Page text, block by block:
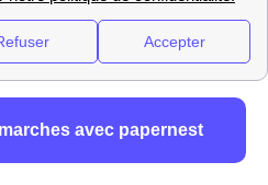
des chèques énergie sur
cette année envoyés aux
avec papernest